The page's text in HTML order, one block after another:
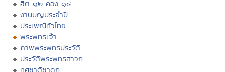
ฮีต ๑๒ คอง ๑๔
งานบุญประจำปี
ประเพณีทั่วไทย
พระพุทธเจ้า
ภาพพระพุทธประวัติ
ประวัติพระพุทธสาวก
ทศชาติชาดก